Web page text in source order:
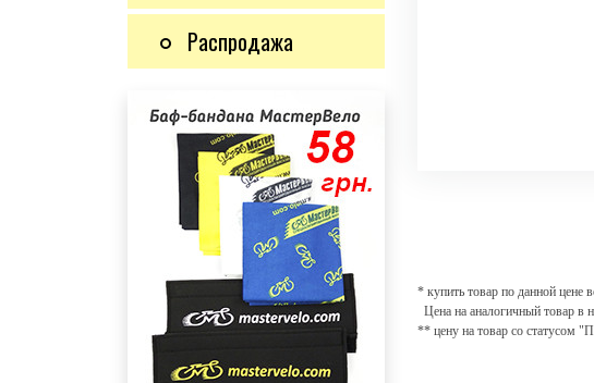
Распродажа
* купить товар по данной цене
Цена на аналогичный товар в
** цену на товар со статусом